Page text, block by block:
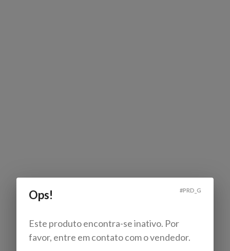
Ops! #PRD_G
Este produto encontra-se inativo. Por
favor, entre em contato com o vendedor.